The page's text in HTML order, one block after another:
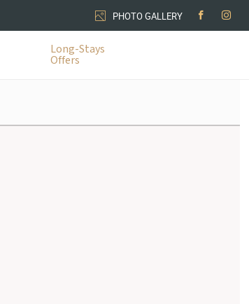
Long-Stays
Offers
PHOTO GALLERY